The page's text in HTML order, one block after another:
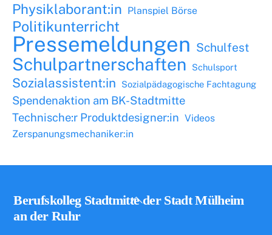
Physiklaborant:in Planspiel Börse
Politikunterricht
Pressemeldungen Schulfest
Schulpartnerschaften Schulsport
Sozialassistent:in Sozialpädagogische Fachtagung
Spendenaktion am BK-Stadtmitte
Technische:r Produktdesigner:in Videos
Zerspanungsmechaniker:in
Back
Berufskolleg Stadtmitte der Stadt Mülheim
an der Ruhr